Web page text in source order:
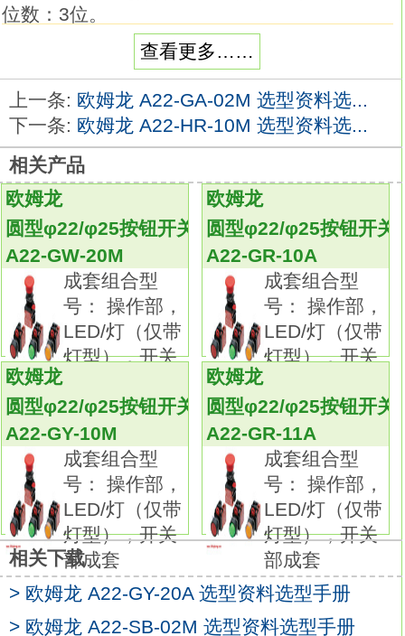
位数：3位。
复位方式：手动。
输出：SPST-NC。
颜色：黄色。
使用电压：AC/DC24V。
安装在φ22和φ25面板切口中。
可用摆杆方便地拆卸单元。
标准配备了防指触功能开关。
φ25用的环还能对应φ25的面板开口
A22-GB-
02M
用开型（叉型）或闭型（圆型）压接端子安
装。
IP65耐油（非带灯型）。
IP65（带灯型）。种类：带灯型（圆形）。
形状：圆形/凸出型LED减压带灯（带减压单
元）。
输出数：SPST-NO + SPST-NO。
带灯：LED。
使用电压：AC/DC12V。
操作：瞬时动作（自我保持型）。
颜色：白色。
可安装在φ22或φ25的面板开孔中（使用适配环
时）。
可用摆杆方便的拆卸单元。
开关部位3列安装,提高了布线效率。
查看更多……
上一条: 欧姆龙 A22-GA-02M 选型资料选...
下一条: 欧姆龙 A22-HR-10M 选型资料选...
相关产品
欧姆龙
圆型φ22/φ25按钮开关
A22-GW-20M
成套组合型
号： 操作部，
LED/灯（仅带
灯型），开关
欧姆龙
圆型φ22/φ25按钮开关
A22-GR-10A
成套组合型
号： 操作部，
LED/灯（仅带
灯型），开关
欧姆龙
圆型φ22/φ25按钮开关
A22-GY-10M
成套组合型
号： 操作部，
LED/灯（仅带
灯型），开关
部成套
欧姆龙
圆型φ22/φ25按钮开关
A22-GR-11A
成套组合型
号： 操作部，
LED/灯（仅带
灯型），开关
部成套
相关下载
> 欧姆龙 A22-GY-20A 选型资料选型手册
> 欧姆龙 A22-SB-02M 选型资料选型手册